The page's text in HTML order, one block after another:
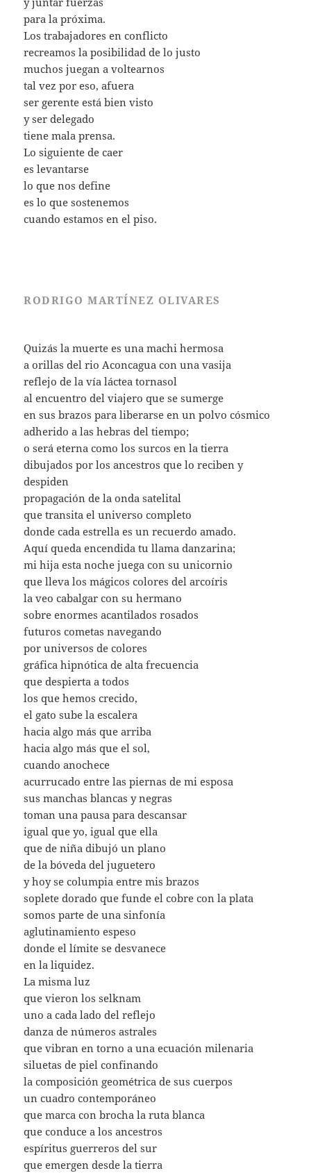
para la próxima.
Los trabajadores en conflicto
recreamos la posibilidad de lo justo
muchos juegan a voltearnos
tal vez por eso, afuera
ser gerente está bien visto
y ser delegado
tiene mala prensa.
Lo siguiente de caer
es levantarse
lo que nos define
es lo que sostenemos
cuando estamos en el piso.
RODRIGO MARTÍNEZ OLIVARES
Quizás la muerte es una machi hermosa
a orillas del rio Aconcagua con una vasija
reflejo de la vía láctea tornasol
al encuentro del viajero que se sumerge
en sus brazos para liberarse en un polvo cósmico
adherido a las hebras del tiempo;
o será eterna como los surcos en la tierra
dibujados por los ancestros que lo reciben y
despiden
propagación de la onda satelital
que transita el universo completo
donde cada estrella es un recuerdo amado.
Aquí queda encendida tu llama danzarina;
mi hija esta noche juega con su unicornio
que lleva los mágicos colores del arcoíris
la veo cabalgar con su hermano
sobre enormes acantilados rosados
futuros cometas navegando
por universos de colores
gráfica hipnótica de alta frecuencia
que despierta a todos
los que hemos crecido,
el gato sube la escalera
hacia algo más que arriba
hacia algo más que el sol,
cuando anochece
acurrucado entre las piernas de mi esposa
sus manchas blancas y negras
toman una pausa para descansar
igual que yo, igual que ella
que de niña dibujó un plano
de la bóveda del juguetero
y hoy se columpia entre mis brazos
soplete dorado que funde el cobre con la plata
somos parte de una sinfonía
aglutinamiento espeso
donde el límite se desvanece
en la liquidez.
La misma luz
que vieron los selknam
uno a cada lado del reflejo
danza de números astrales
que vibran en torno a una ecuación milenaria
siluetas de piel confinando
la composición geométrica de sus cuerpos
un cuadro contemporáneo
que marca con brocha la ruta blanca
que conduce a los ancestros
espíritus guerreros del sur
que emergen desde la tierra